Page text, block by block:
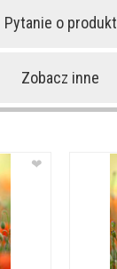
Pytanie o produkt
Zobacz inne
❤